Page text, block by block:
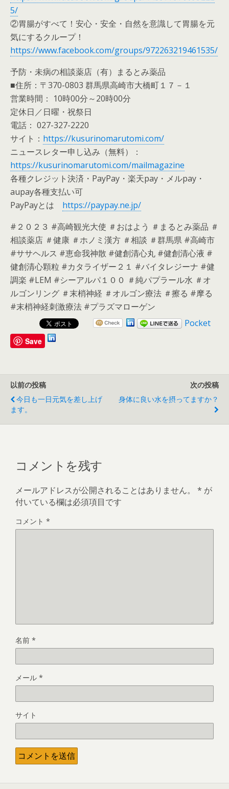
5/
②胃腸がすべて！安心・安全・自然を意識して胃腸を元
気にするクループ！
https://www.facebook.com/groups/972263219461535/
予防・未病の相談薬店（有）まるとみ薬品
■住所：〒370-0803 群馬県高崎市大橋町１７－１
営業時間： 10時00分～20時00分
定休日／日曜・祝祭日
電話： 027-327-2220
サイト： https://kusurinomarutomi.com/
ニュースレター申し込み（無料）：
https://kusurinomarutomi.com/mailmagazine
各種クレジット決済・PayPay・楽天pay・メルpay・
aupay各種支払い可
PayPayとは https://paypay.ne.jp/
#２０２３ #高崎観光大使 ＃おはよう ＃まるとみ薬品 ＃
相談薬店 ＃健康 ＃ホノミ漢方 ＃相談 ＃群馬県 #高崎市
#ササヘルス #恵命我神散 #健創清心丸 #健創清心液 #
健創清心顆粒 #カタライザー２１ #バイタレジーナ #健
調楽 #LEM #シーアルパ１００ ＃純パプラール水 ＃オ
ルゴンリング ＃末梢神経 ＃オルゴン療法 ＃擦る #摩る
#末梢神経刺激療法 #プラズマローゲン
Pocket
Save
以前の投稿
今日も一日元気を差し上げ
ます。
次の投稿
身体に良い水を摂ってますか？
コメントを残す
メールアドレスが公開されることはありません。 * が
付いている欄は必須項目です
コメント *
名前 *
メール *
サイト